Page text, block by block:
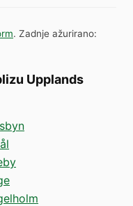
. Zadnje ažurirano:
Upplands